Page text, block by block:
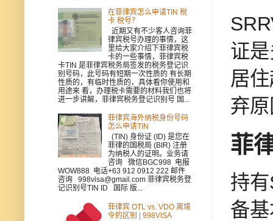
证
居
弃
菲
持
备
在菲律宾怎么申请TIN 税
卡 税号？
近期又有不少客人咨询菲
律宾税号办理的事情，这
里给大家介绍下菲律宾税
卡的一些事情，菲律宾税
卡TIN 是菲律宾税务局签发的税务登记识
别号码，此号码有短期一次性质的 有长期
性质的，有临时性质的，具体看你使用和
用途来 看，办理税卡需要的材料我们也将
进一步讲解，菲律宾税务登记识别号 国...
菲律宾海外纳税身份号码
怎么申请TIN
(TIN) 身份证 (ID) 是您在
菲律的国税局 (BIR) 注册
为纳税人的证明。业务请
咨询 微信BGC998 电报
WOW888 电话+63 912 0912 222 邮件
咨询 998visa@gmail.com 菲律宾税务登
记识别号TIN ID 国际 版...
菲律宾 OTL vs. VDO 离境
令的区别 | 998VISA